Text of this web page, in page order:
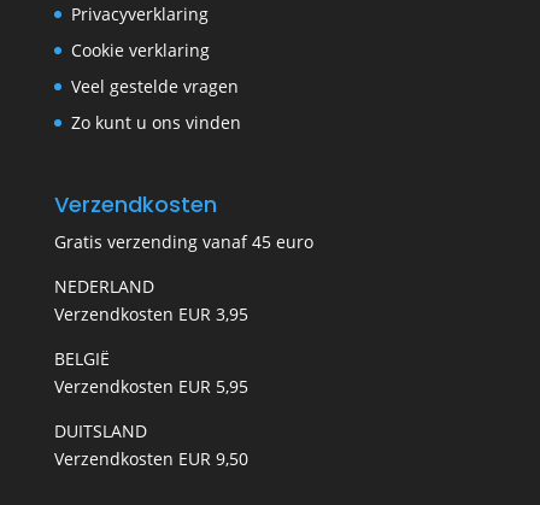
Privacyverklaring
Cookie verklaring
Veel gestelde vragen
Zo kunt u ons vinden
Verzendkosten
Gratis verzending vanaf 45 euro
NEDERLAND
Verzendkosten EUR 3,95
BELGIË
Verzendkosten EUR 5,95
DUITSLAND
Verzendkosten EUR 9,50